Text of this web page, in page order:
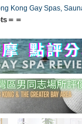
Kong Gay Spas,
＝＝